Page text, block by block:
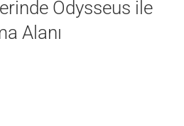
Unsloth ile
Ayarı (Fine-